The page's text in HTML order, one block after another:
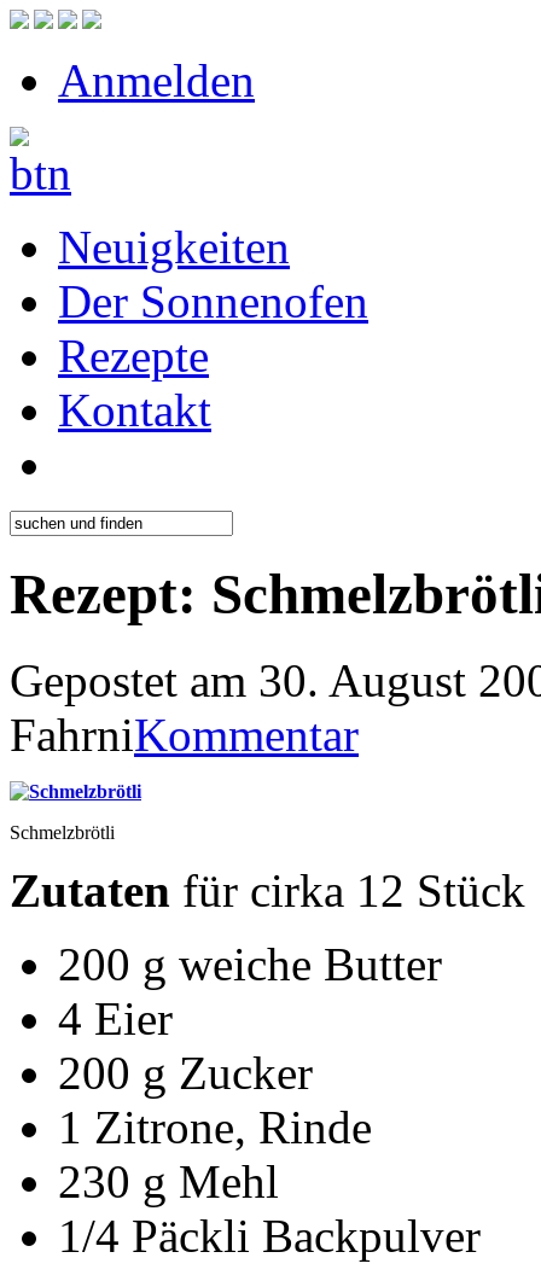
Anmelden
Neuigkeiten
Der Sonnenofen
Rezepte
Kontakt
Rezept:
Gepostet am 30. August
FahrniKommentar
Schmelzbrötli
Zutaten für cirka 12 Stück
200 g weiche Butter
4 Eier
200 g Zucker
1 Zitrone, Rinde
230 g Mehl
1/4 Päckli Backpulver